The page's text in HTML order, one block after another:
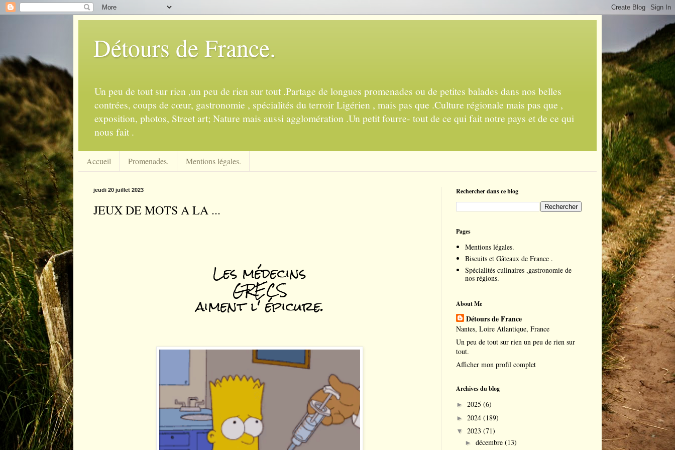
Détours de France.
Un peu de tout sur rien ,un peu de rien sur tout .Partage de longues promenades ou de petites balades dans nos belles
contrées, coups de cœur, gastronomie , spécialités du terroir Ligérien , mais pas que .Culture régionale mais pas que ,
exposition, photos, Street art; Nature mais aussi agglomération .Un petit fourre- tout de ce qui fait notre pays et de ce qui
nous fait .
Accueil Promenades. Mentions légales.
jeudi 20 juillet 2023
JEUX DE MOTS A LA ...
Les médecins
GRECS
aiment l' épicure.
Rechercher dans ce blog
Pages
Mentions légales.
Biscuits et Gâteaux de France .
Spécialités culinaires ,gastronomie de
nos régions.
About Me
Détours de France
Nantes, Loire Atlantique, France
Un peu de tout sur rien un peu de rien sur
tout.
Afficher mon profil complet
Archives du blog
► 2025 (6)
► 2024 (189)
▼ 2023 (71)
► décembre (13)